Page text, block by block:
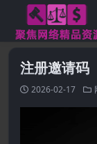
注册邀请码
2026-02-17